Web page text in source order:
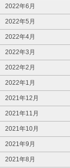
2022年6月
2022年5月
2022年4月
2022年3月
2022年2月
2022年1月
2021年12月
2021年11月
2021年10月
2021年9月
2021年8月